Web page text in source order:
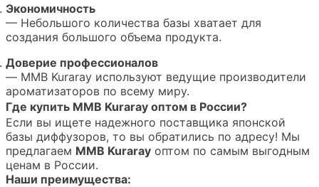
Экономичность
— Небольшого количества базы хватает для
создания большого объема продукта.
Доверие профессионалов
— MMB Kuraray используют ведущие производители
ароматизаторов по всему миру.
Где купить MMB Kuraray оптом в России?
Если вы ищете надежного поставщика японской
базы диффузоров, то вы обратились по адресу! Мы
предлагаем MMB Kuraray оптом по самым выгодным
ценам в России.
Наши преимущества: